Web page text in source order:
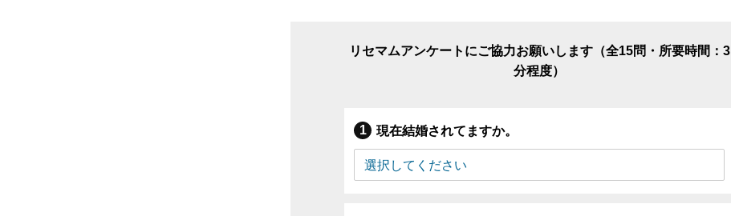
リセマムアンケートにご協力お願いします（全15問・所要時間：3
分程度）
現在結婚されてますか。